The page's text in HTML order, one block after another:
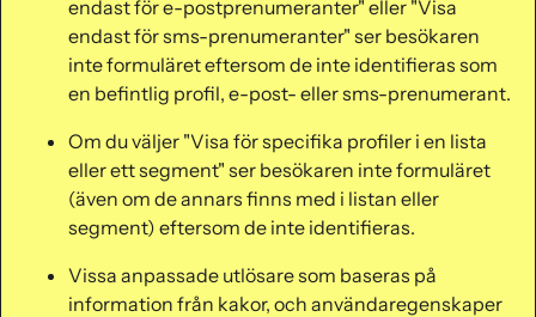
endast för e-postprenumeranter" eller "Visa
endast för sms-prenumeranter" ser besökaren
inte formuläret eftersom de inte identifieras som
en befintlig profil, e-post- eller sms-prenumerant.
Om du väljer "Visa för specifika profiler i en lista
eller ett segment" ser besökaren inte formuläret
(även om de annars finns med i listan eller
segment) eftersom de inte identifieras.
Vissa anpassade utlösare som baseras på
information från kakor, och användaregenskaper